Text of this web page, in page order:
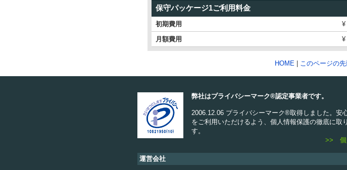
保守パッケージ1ご利用料金
初期費用 ¥
月額費用
¥
HOME このページの
弊社はプライバシーマーク®認定事業者です。
2006.12.06 プライバシーマーク®取得しました。安
をご利用いただけるよう、個人情報保護の徹底に取
す。
>> 個
運営会社